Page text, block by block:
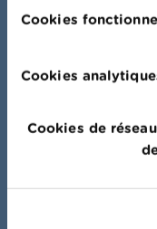
Cookies
Cookies
Cookies de
Accès rapide à
et autres données